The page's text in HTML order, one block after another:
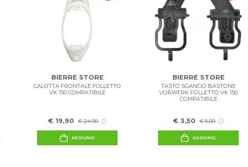
BIERRE STORE
CALOTTA FRONTALE FOLLETTO
VK 150 COMPATIBILE
€ 19,90 € 24,90
AGGIUNGI
BIERRE STORE
TASTO SGANCIO BASTONE
VORWERK FOLLETTO VK 150
COMPATIBILE
€ 3,50 € 5,00
AGGIUNGI